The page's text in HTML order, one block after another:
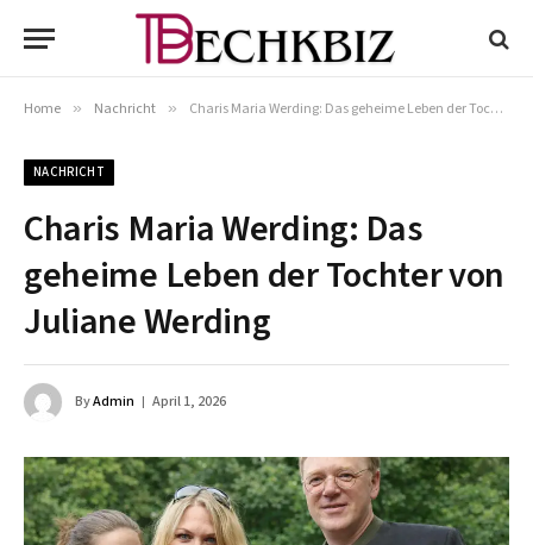
Home » Nachricht » Charis Maria Werding: Das geheime Leben der Tochter von Juliane Werding
NACHRICHT
Charis Maria Werding: Das
geheime Leben der Tochter von
Juliane Werding
ByAdmin April 1, 2026